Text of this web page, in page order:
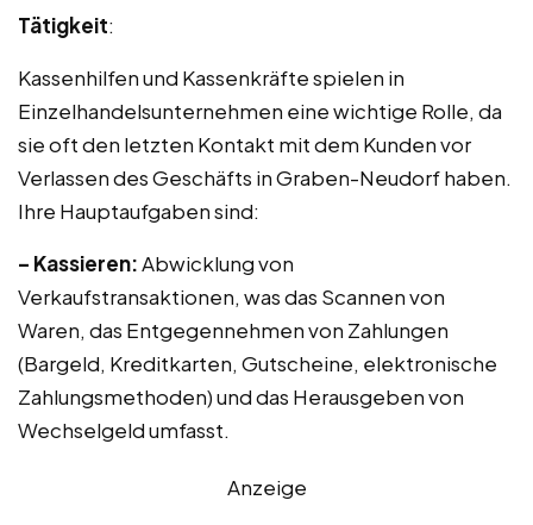
Tätigkeit:
Kassenhilfen und Kassenkräfte spielen in
Einzelhandelsunternehmen eine wichtige Rolle, da
sie oft den letzten Kontakt mit dem Kunden vor
Verlassen des Geschäfts in Graben-Neudorf haben.
Ihre Hauptaufgaben sind:
– Kassieren:Abwicklung von
Verkaufstransaktionen, was das Scannen von
Waren, das Entgegennehmen von Zahlungen
(Bargeld, Kreditkarten, Gutscheine, elektronische
Zahlungsmethoden) und das Herausgeben von
Wechselgeld umfasst.
Anzeige